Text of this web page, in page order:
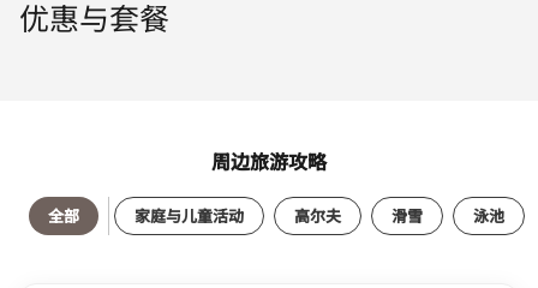
优惠与套餐
周边旅游攻略
全部 家庭与儿童活动 高尔夫 滑雪 泳池